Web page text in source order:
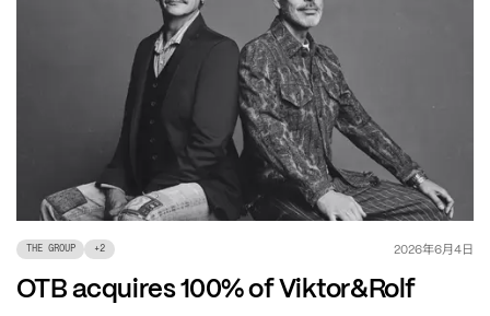
THE GROUP +2 2026年6月4日
OTB acquires 100% of Viktor&Rolf